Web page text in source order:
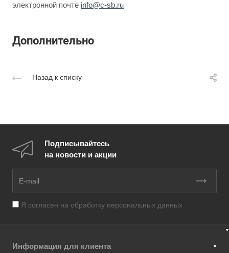
электронной почте info@c-sb.ru
Дополнительно
Назад к списку
Подписывайтесь
на новости и акции
Я согласен на обработку персональных данных
Информация для клиента